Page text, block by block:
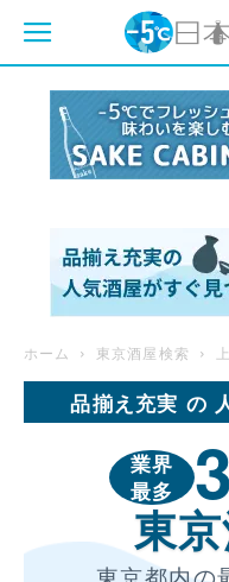
ホーム 東京酒屋検索
品揃え充実 の
業界
最多
東
東京都内の